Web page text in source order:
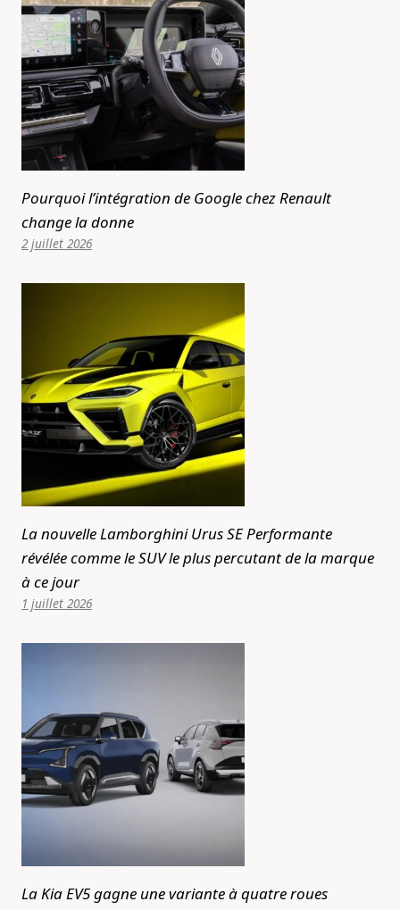
Pourquoi l’intégration de Google chez Renault
change la donne
2 juillet 2026
La nouvelle Lamborghini Urus SE Performante
révélée comme le SUV le plus percutant de la marque
à ce jour
1 juillet 2026
La Kia EV5 gagne une variante à quatre roues